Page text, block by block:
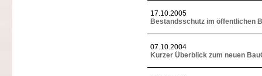
17.10.2005
Bestandsschutz im öffentlichen
07.10.2004
Kurzer Überblick zum neuen